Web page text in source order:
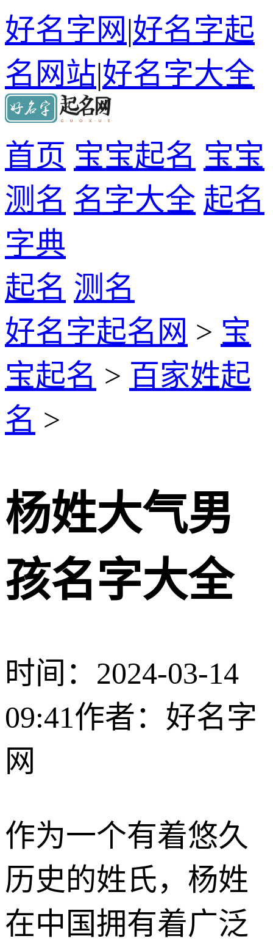
好名字网|好名字起
名网站|好名字大全
首页 宝宝起名 宝宝
测名 名字大全 起名
字典
起名 测名
好名字起名网 > 宝
宝起名 > 百家姓起
名 >
杨姓大气男
孩名字大全
时间：2024-03-14
09:41作者：好名字
网
作为一个有着悠久
历史的姓氏，杨姓
在中国拥有着广泛